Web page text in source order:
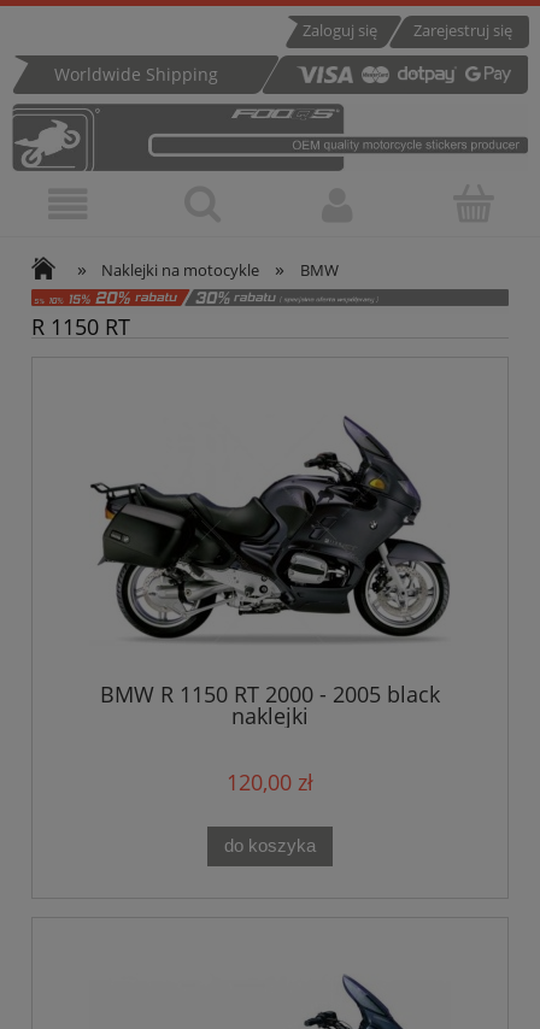
Zarejestruj się
Zaloguj się
Worldwide Shipping
» Naklejki na motocykle » BMW
R 1150 RT
BMW R 1150 RT 2000 - 2005 black
naklejki
120,00 zł
do koszyka